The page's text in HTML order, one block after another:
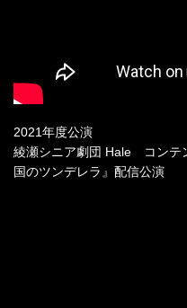
2021年度公演
綾瀬シニア劇団 Hale コンテ
国のツンデレラ』配信公演